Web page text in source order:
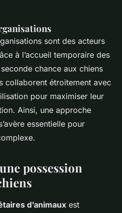
sont des acteurs
à l’accueil temporaire des
chance aux chiens
collaborent étroitement avec
pour maximiser leur
Ainsi, une approche
essentielle pour
possession
d’animaux est